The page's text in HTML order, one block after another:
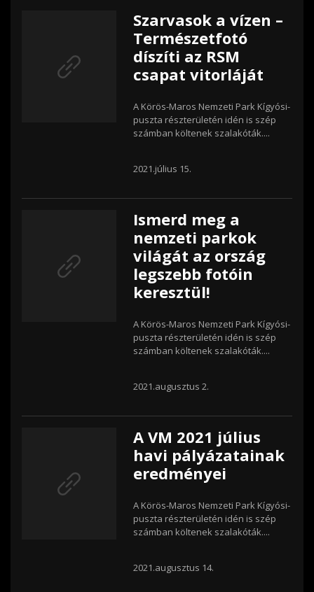
Szarvasok a vízen –
Természetfotó
díszíti az RSM
csapat vitorláját
A Körös-Maros Nemzeti Park Kígyósi-
puszta részterületén idén is szép
számban költenek szalakóták....
2021.július 15.
Ismerd meg a
nemzeti parkok
világát az ország
legszebb fotóin
keresztül!
A Körös-Maros Nemzeti Park Kígyósi-
puszta részterületén idén is szép
számban költenek szalakóták....
2021.augusztus 2.
A VM 2021 július
havi pályázatainak
eredményei
A Körös-Maros Nemzeti Park Kígyósi-
puszta részterületén idén is szép
számban költenek szalakóták....
2021.augusztus 14.